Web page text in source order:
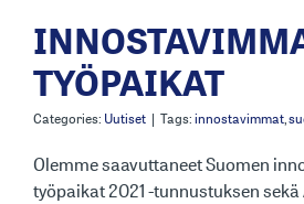
TYÖPAIKAT
Categories: Uutiset | Tags:innostavimmat,
Olemme saavuttaneet Suomen
työpaikat 2021 -tunnustuksen